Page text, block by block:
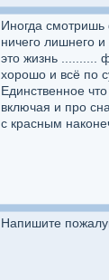
Иногда
ничего лишнего
это жизнь ..........
хорошо и всё по
Единственное
включая и про
с красным
Напишите